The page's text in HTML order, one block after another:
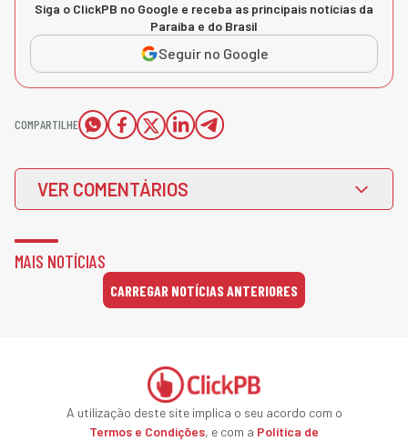
Siga o ClickPB no Google e receba as principais notícias da
Paraíba e do Brasil
Seguir no Google
COMPARTILHE
VER COMENTÁRIOS
MAIS NOTÍCIAS
CARREGAR NOTÍCIAS ANTERIORES
A utilização deste site implica o seu acordo com o
Termos e Condições, e com a Política de